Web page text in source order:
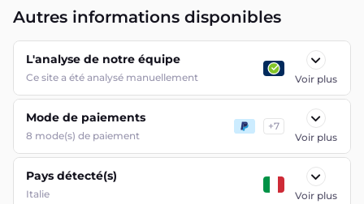
Autres informations disponibles
L'analyse de notre équipe
Ce site a été analysé manuellement Voir plus
Mode de paiements
8 mode(s) de paiement
+7
Voir plus
Pays détecté(s)
Italie Voir plus